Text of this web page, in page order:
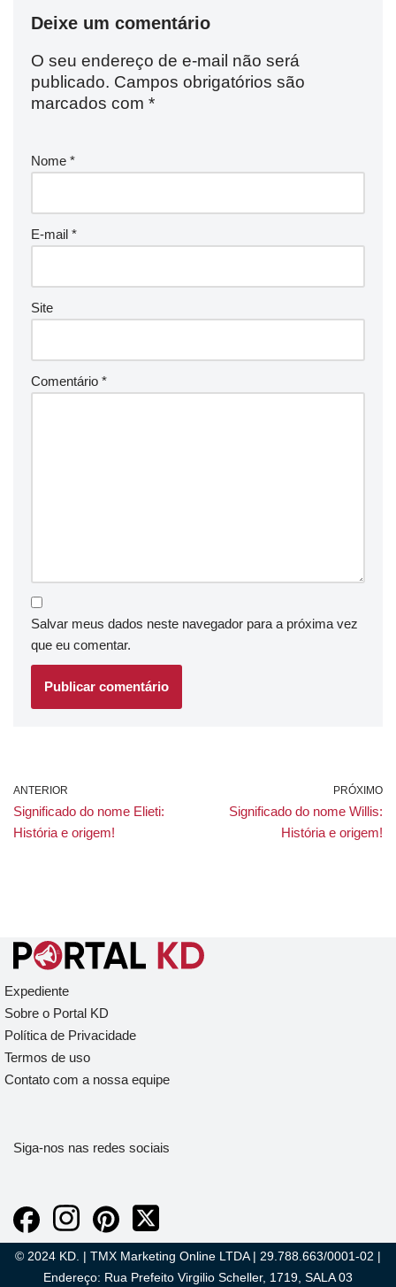
Deixe um comentário
O seu endereço de e-mail não será
publicado. Campos obrigatórios são
marcados com *
Nome *
E-mail *
Site
Comentário *
Salvar meus dados neste navegador para a próxima vez
que eu comentar.
ANTERIOR
Significado do nome Elieti:
História e origem!
PRÓXIMO
Significado do nome Willis:
História e origem!
Expediente
Sobre o Portal KD
Política de Privacidade
Termos de uso
Contato com a nossa equipe
Siga-nos nas redes sociais
© 2024 KD. | TMX Marketing Online LTDA | 29.788.663/0001-02 |
Endereço: Rua Prefeito Virgilio Scheller, 1719, SALA 03